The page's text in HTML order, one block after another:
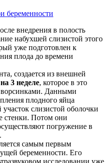
беременности
внедрения в полость
набухшей слизистой этого
уже подготовлен к
плода до времени
создается из внешней
3 неделе, которое в это
ворсинками. Данными
плодного яйца
слизистой оболочки
стенки. Потом они
погружение в
самым первым
беременности. Его
исследовании уже